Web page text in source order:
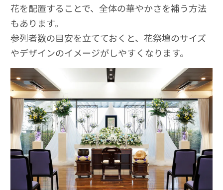
花を配置することで、全体の華やかさを補う方法
もあります。
参列者数の目安を立てておくと、花祭壇のサイズ
やデザインのイメージがしやすくなります。